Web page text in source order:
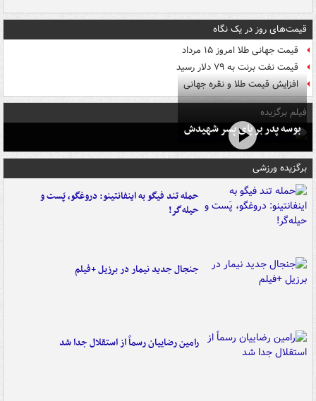
قیمت‌های روز در یک نگاه
قیمت جهانی طلا امروز ۱۵ مرداد
قیمت نفت برنت به ۷۹ دلار رسید
افزایش قیمت طلا و نقره جهانی
فیلم برگزیده
بوسه‌ پدر بر پای پسر شهیدش
برگزیده ورزشی
حمله تند فیگو به اینفانتینو: دروغگو، پَست‌ و
حیله‌گر!
جنجال جدید نیمار در برزیل +فیلم
رامین رضاییان رسماً از استقلال جدا شد